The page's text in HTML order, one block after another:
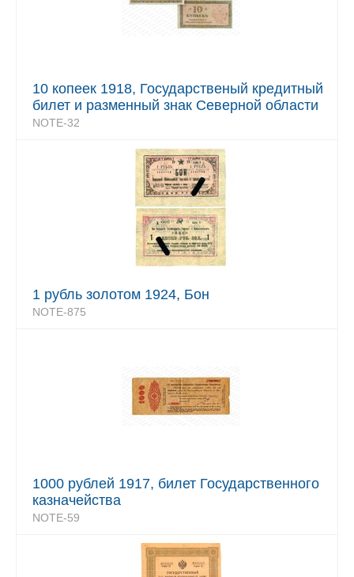
10 копеек 1918, Государственый кредитный
билет и разменный знак Северной области
NOTE-32
1 рубль золотом 1924, Бон
NOTE-875
1000 рублей 1917, билет Государственного
казначейства
NOTE-59